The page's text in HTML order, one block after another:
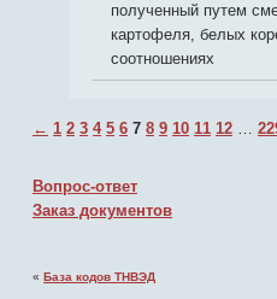
полученный путем
картофеля, белых
соотношениях
← 1 2 3 4 5 6 7 8 9 10 11 12 …
Вопрос-ответ
Заказ документов
« База кодов ТНВЭД